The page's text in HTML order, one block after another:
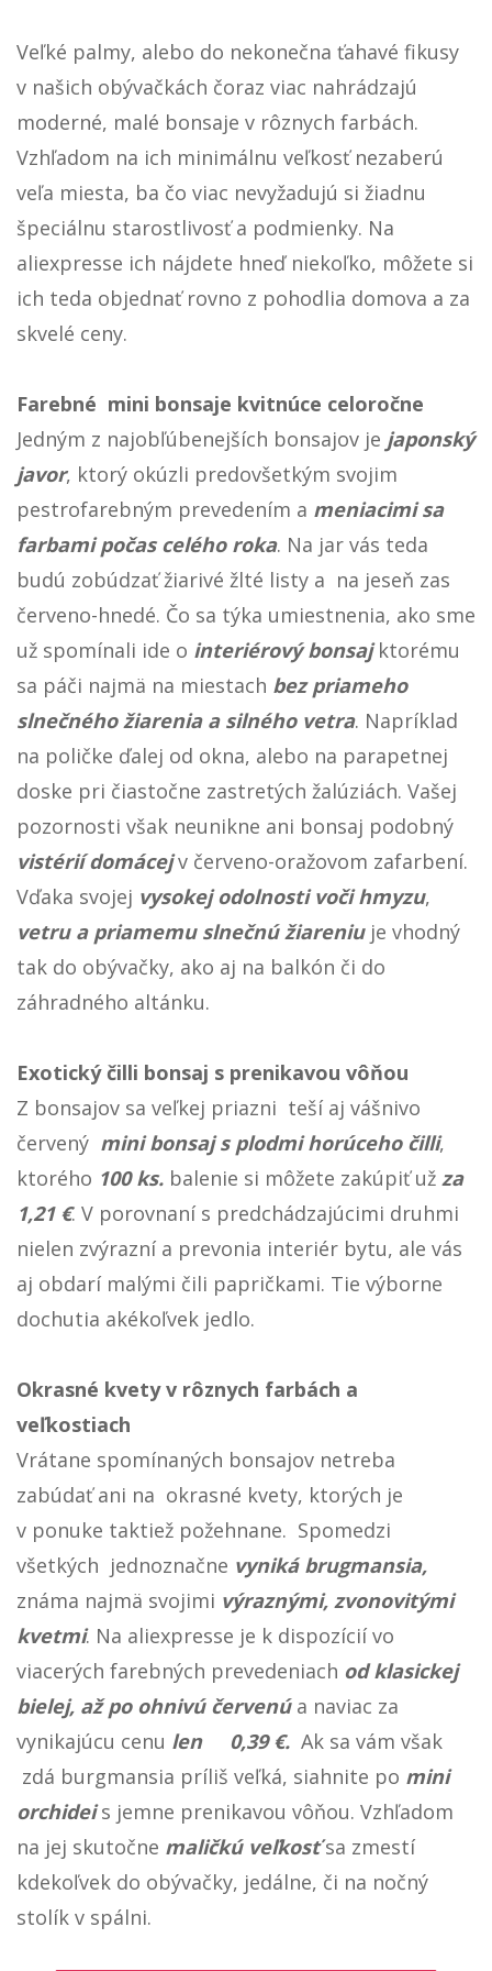
Veľké palmy, alebo do nekonečna ťahavé fikusy
v našich obývačkách čoraz viac nahrádzajú
moderné, malé bonsaje v rôznych farbách.
Vzhľadom na ich minimálnu veľkosť nezaberú
veľa miesta, ba čo viac nevyžadujú si žiadnu
špeciálnu starostlivosť a podmienky. Na
aliexpresse ich nájdete hneď niekoľko, môžete si
ich teda objednať rovno z pohodlia domova a za
skvelé ceny.
Farebné mini bonsaje kvitnúce celoročne
Jedným z najobľúbenejších bonsajov je japonský
javor, ktorý okúzli predovšetkým svojim
pestrofarebným prevedením a meniacimi sa
farbami počas celého roka. Na jar vás teda
budú zobúdzať žiarivé žlté listy a na jeseň zas
červeno-hnedé. Čo sa týka umiestnenia, ako sme
už spomínali ide o interiérový bonsajktorému
sa páči najmä na miestach bez priameho
slnečného žiarenia a silného vetra. Napríklad
na poličke ďalej od okna, alebo na parapetnej
doske pri čiastočne zastretých žalúziách. Vašej
pozornosti však neunikne ani bonsaj podobný
vistérií domácejv červeno-oražovom zafarbení.
Vďaka svojej vysokej odolnosti voči hmyzu,
vetru a priamemu slnečnú žiareniuje vhodný
tak do obývačky, ako aj na balkón či do
záhradného altánku.
Exotický čilli bonsaj s prenikavou vôňou
Z bonsajov sa veľkej priazni teší aj vášnivo
červený mini bonsaj s plodmi horúceho čilli,
ktorého 100 ks. balenie si môžete zakúpiť už za
1,21 €. V porovnaní s predchádzajúcimi druhmi
nielen zvýrazní a prevonia interiér bytu, ale vás
aj obdarí malými čili papričkami. Tie výborne
dochutia akékoľvek jedlo.
Okrasné kvety v rôznych farbách a
veľkostiach
Vrátane spomínaných bonsajov netreba
zabúdať ani na okrasné kvety, ktorých je
v ponuke taktiež požehnane. Spomedzi
všetkých jednoznačne vyniká brugmansia,
známa najmä svojimi výraznými, zvonovitými
kvetmi. Na aliexpresse je k dispozícií vo
viacerých farebných prevedeniach od klasickej
bielej, až po ohnivú červenúa naviac za
vynikajúcu cenu len 0,39 €. Ak sa vám však
zdá burgmansia príliš veľká, siahnite po mini
orchideis jemne prenikavou vôňou. Vzhľadom
na jej skutočne maličkú veľkosťsa zmestí
kdekoľvek do obývačky, jedálne, či na nočný
stolík v spálni.